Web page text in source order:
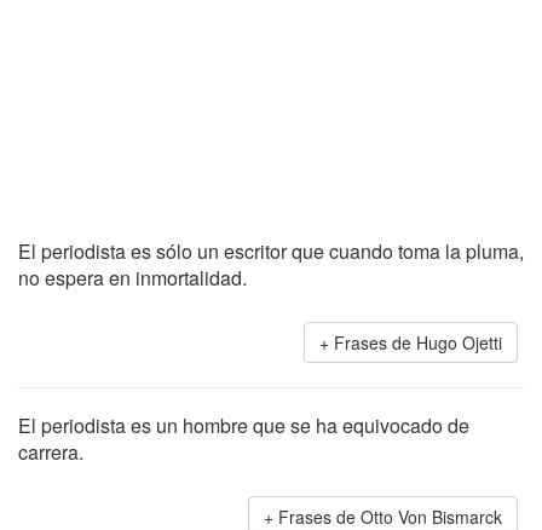
El periodista es sólo un escritor que cuando toma la pluma,
no espera en inmortalidad.
Frases de Hugo Ojetti
El periodista es un hombre que se ha equivocado de
carrera.
Frases de Otto Von Bismarck